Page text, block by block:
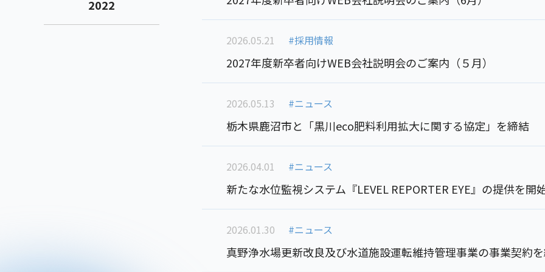
2022
2026.05.21 #採用情報
2027年度新卒者向けWEB会社説明会のご案内（５月）
2026.05.13 #ニュース
栃木県鹿沼市と「黒川eco肥料利用拡大に関する協定」を締結
2026.04.01 #ニュース
新たな水位監視システム『LEVEL REPORTER EYE』の提供を開
2026.01.30 #ニュース
真野浄水場更新改良及び水道施設運転維持管理事業の事業契約